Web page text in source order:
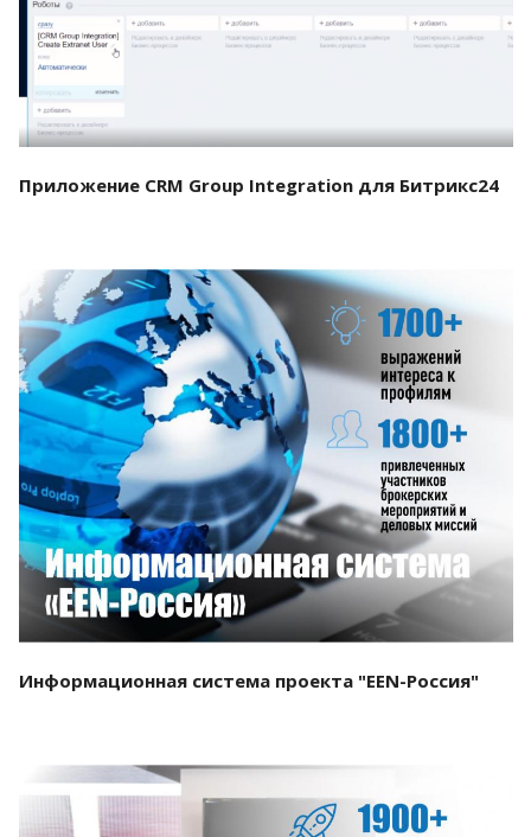
Смотреть проект
Приложение CRM Group Integration для Битрикс24
Смотреть проект
Информационная система проекта "EEN-Россия"